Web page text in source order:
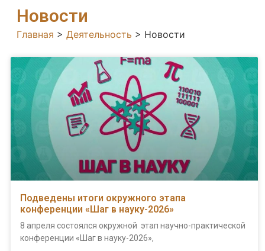
Новости
Главная > Деятельность > Новости
Подведены итоги окружного этапа
конференции «Шаг в науку-2026»
8 апреля состоялся окружной этап научно-практической
конференции «Шаг в науку-2026»,